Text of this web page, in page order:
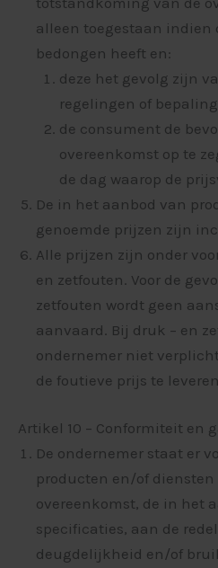
alleen toegestaan indien
bedongen heeft en:
deze het gevolg zijn
regelingen of
de consument de
overeenkomst op te
de dag waarop de
De in het aanbod van
genoemde prijzen zijn
Alle prijzen zijn onder
en zetfouten. Voor de
zetfouten wordt geen
aanvaard. Bij druk – en
ondernemer niet
de foutieve prijs te leveren.
Artikel 10 – Conformiteit en
De ondernemer staat er
producten en/of diensten
overeenkomst, de in het
specificaties, aan de
deugdelijkheid en/of